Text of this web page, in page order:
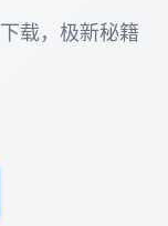
载，极新秘籍